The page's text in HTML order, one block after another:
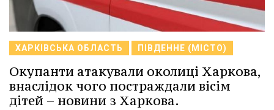
ХАРКІВСЬКА ОБЛАСТЬ ПІВДЕННЕ (МІСТО)
Окупанти атакували околиці Харкова,
внаслідок чого постраждали вісім
дітей – новини з Харкова.